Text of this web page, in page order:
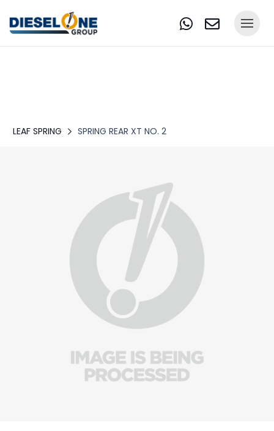
LEAF SPRING SPRING REAR XT NO. 2